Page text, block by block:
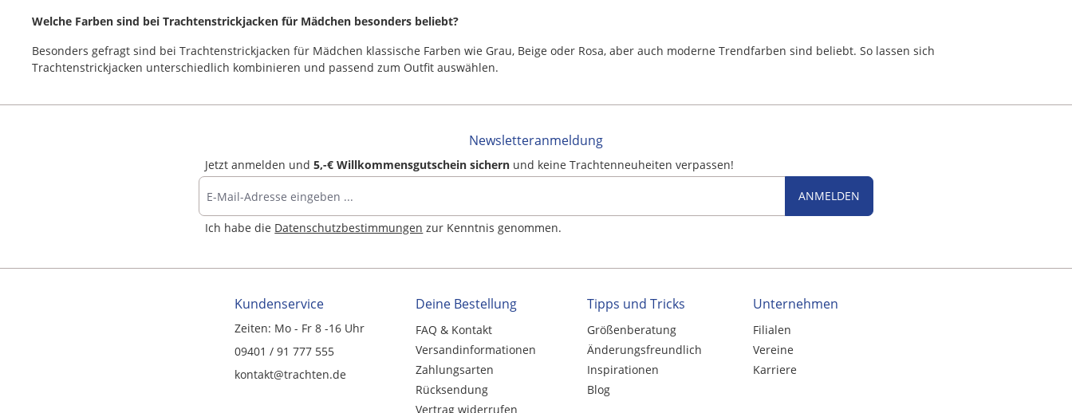
Welche Farben sind bei Trachtenstrickjacken für Mädchen besonders beliebt?
Besonders gefragt sind bei Trachtenstrickjacken für Mädchen klassische Farben wie Grau, Beige oder Rosa, aber auch moderne Trendfarben sind beliebt. So lassen sich
Trachtenstrickjacken unterschiedlich kombinieren und passend zum Outfit auswählen.
Newsletteranmeldung
Jetzt anmelden und5,-€ Willkommensgutschein sichern und keine Trachtenneuheiten verpassen!
ANMELDEN
Ich habe die Datenschutzbestimmungen zur Kenntnis genommen.
Kundenservice
Zeiten: Mo - Fr 8 -16 Uhr
09401 / 91 777 555
kontakt@trachten.de
Deine Bestellung
FAQ & Kontakt
Versandinformationen
Zahlungsarten
Rücksendung
Vertrag widerrufen
Tipps und Tricks
Größenberatung
Änderungsfreundlich
Inspirationen
Blog
Unternehmen
Filialen
Vereine
Karriere